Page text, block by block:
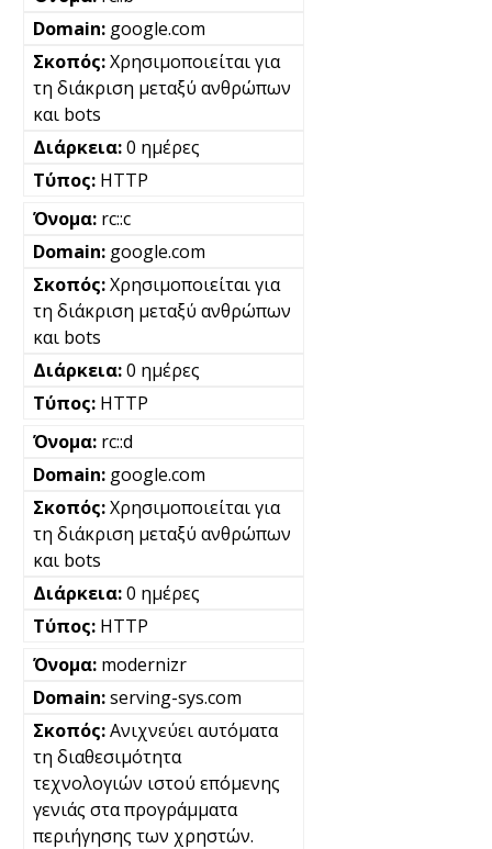
google.com
Χρησιμοποιείται για
τη διάκριση μεταξύ ανθρώπων
και bots
0 ημέρες
HTTP
rc::c
google.com
Χρησιμοποιείται για
τη διάκριση μεταξύ ανθρώπων
και bots
0 ημέρες
HTTP
rc::d
google.com
Χρησιμοποιείται για
τη διάκριση μεταξύ ανθρώπων
και bots
0 ημέρες
HTTP
modernizr
serving-sys.com
Ανιχνεύει αυτόματα
τη διαθεσιμότητα
τεχνολογιών ιστού επόμενης
γενιάς στα προγράμματα
περιήγησης των χρηστών.